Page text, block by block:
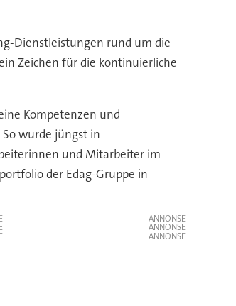
Dienstleistungen rund um die
Zeichen für die kontinuierliche
Kompetenzen und
wurde jüngst in
und Mitarbeiter im
der Edag-Gruppe in